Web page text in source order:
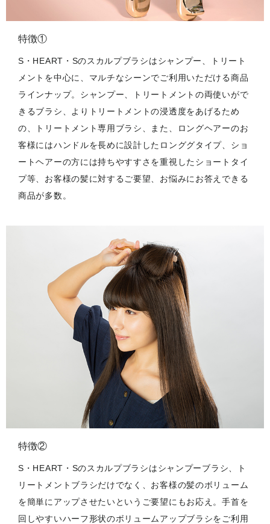
特徴①
S・HEART・Sのスカルプブラシはシャンプー、トリート
メントを中心に、マルチなシーンでご利用いただける商品
ラインナップ。シャンプー、トリートメントの両使いがで
きるブラシ、よりトリートメントの浸透度をあげるため
の、トリートメント専用ブラシ、また、ロングヘアーのお
客様にはハンドルを長めに設計したロンググタイプ、ショ
ートヘアーの方には持ちやすすさを重視したショートタイ
プ等、お客様の髪に対するご要望、お悩みにお答えできる
商品が多数。
特徴②
S・HEART・Sのスカルプブラシはシャンプーブラシ、ト
リートメントブラシだけでなく、お客様の髪のボリューム
を簡単にアップさせたいというご要望にもお応え。手首を
回しやすいハーフ形状のボリュームアップブラシをご利用